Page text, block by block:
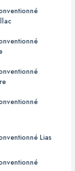
Lias